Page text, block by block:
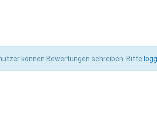
können Bewertungen schreiben. Bitte